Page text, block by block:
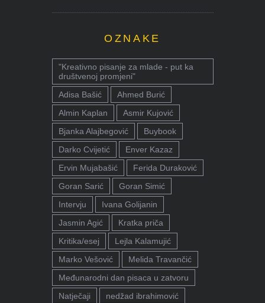
OZNAKE
"Kreativno pisanje za mlade - put ka
društvenoj promjeni"
Adisa Bašić
Ahmed Burić
Almin Kaplan
Asmir Kujović
Bjanka Alajbegović
Buybook
Darko Cvijetić
Enver Kazaz
Ervin Mujabašić
Ferida Duraković
Goran Sarić
Goran Simić
Intervju
Ivana Golijanin
Jasmin Agić
Kratka priča
Kritika/esej
Lejla Kalamujić
Marko Vešović
Melida Travančić
Međunarodni dan pisaca u zatvoru
Natječaji
nedžad ibrahimović